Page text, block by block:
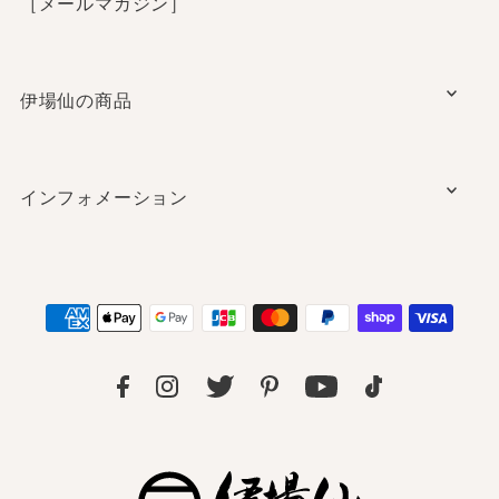
［メールマガジン］
伊場仙の商品
インフォメーション